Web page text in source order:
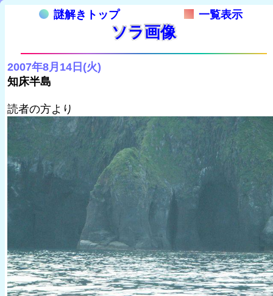
謎解きトップ 一覧表示
ソラ画像
2007年8月14日(火)
知床半島
読者の方より